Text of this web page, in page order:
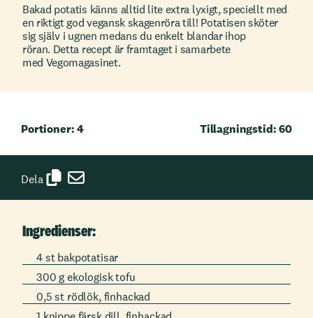
Bakad potatis känns alltid lite extra lyxigt, speciellt med
en riktigt god vegansk skagenröra till! Potatisen sköter
sig själv i ugnen medans du enkelt blandar ihop
röran. Detta recept är framtaget i samarbete
med Vegomagasinet.
Portioner: 4 Tillagningstid: 60
Dela
Ingredienser:
4 st bakpotatisar
300 g ekologisk tofu
0,5 st rödlök, finhackad